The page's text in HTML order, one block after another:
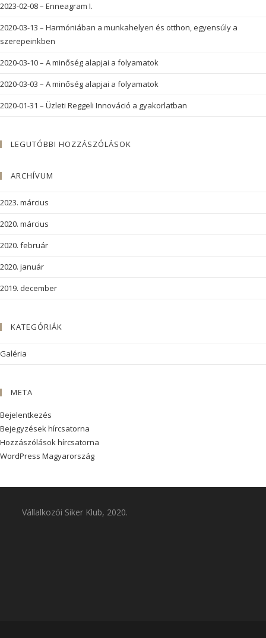
2023-02-08 – Enneagram I.
2020-03-13 – Harmóniában a munkahelyen és otthon, egyensúly a
szerepeinkben
2020-03-10 – A minőség alapjai a folyamatok
2020-03-03 – A minőség alapjai a folyamatok
2020-01-31 – Üzleti Reggeli Innováció a gyakorlatban
LEGUTÓBBI HOZZÁSZÓLÁSOK
ARCHÍVUM
2023. március
2020. március
2020. február
2020. január
2019. december
KATEGÓRIÁK
Galéria
META
Bejelentkezés
Bejegyzések hírcsatorna
Hozzászólások hírcsatorna
WordPress Magyarország
Vállalkozói Siker Klub, 2020.